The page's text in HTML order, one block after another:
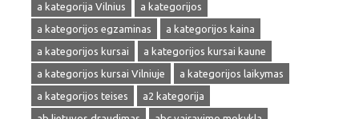
a kategorija Vilnius
a kategorijos
a kategorijos egzaminas
a kategorijos kaina
a kategorijos kursai
a kategorijos kursai kaune
a kategorijos kursai Vilniuje
a kategorijos laikymas
a kategorijos teises
a2 kategorija